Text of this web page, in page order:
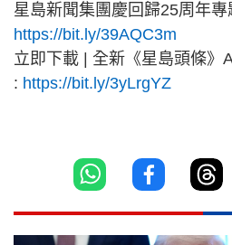
星島新聞集團慶回歸25周年專
https://bit.ly/39AQC3m
立即下載 | 全新《星島頭條》
: https://bit.ly/3yLrgYZ